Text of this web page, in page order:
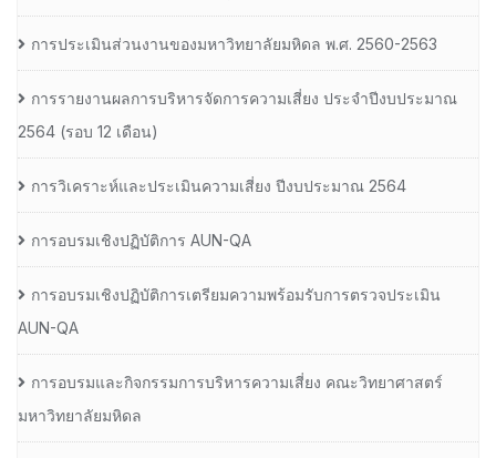
การประเมินส่วนงานของมหาวิทยาลัยมหิดล พ.ศ. 2560-2563
การรายงานผลการบริหารจัดการความเสี่ยง ประจำปีงบประมาณ
2564 (รอบ 12 เดือน)
การวิเคราะห์และประเมินความเสี่ยง ปีงบประมาณ 2564
การอบรมเชิงปฏิบัติการ AUN-QA
การอบรมเชิงปฏิบัติการเตรียมความพร้อมรับการตรวจประเมิน
AUN-QA
การอบรมและกิจกรรมการบริหารความเสี่ยง คณะวิทยาศาสตร์
มหาวิทยาลัยมหิดล